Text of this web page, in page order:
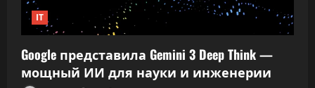
IT
Google представила Gemini 3 Deep Think —
мощный ИИ для науки и инженерии